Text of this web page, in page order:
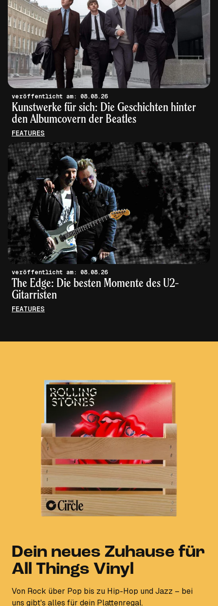
veröffentlicht am: 08.08.26
Kunstwerke für sich: Die Geschichten hinter
den Albumcovern der Beatles
FEATURES
veröffentlicht am: 08.08.26
The Edge: Die besten Momente des U2-
Gitarristen
FEATURES
Dein neues Zuhause für
All Things Vinyl
Von Rock über Pop bis zu Hip-Hop und Jazz – bei
uns gibt's alles für dein Plattenregal.